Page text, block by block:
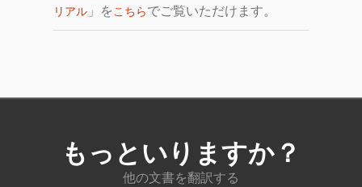
リアル 」を こちらでご覧いただけます。
もっといりますか？
他の文書を翻訳する